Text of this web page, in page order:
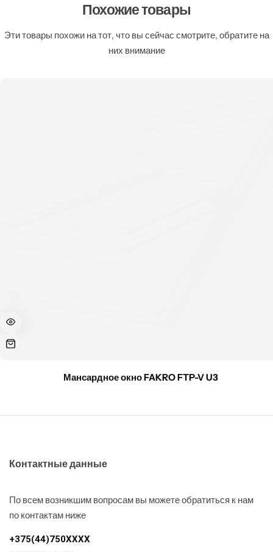
Похожие товары
Эти товары похожи на тот, что вы сейчас смотрите, обратите на
них внимание
Мансардное окно FAKRO FTP-V U3
Контактные данные
По всем возникшим вопросам вы можете обратиться к нам
по контактам ниже
+375(44)750XXXX